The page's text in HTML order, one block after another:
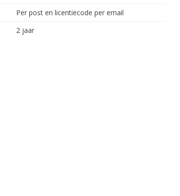
Per post en licentiecode per email
2 jaar